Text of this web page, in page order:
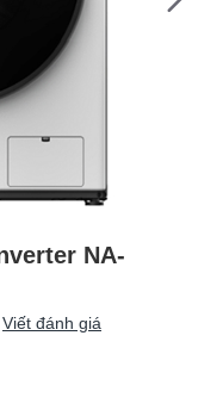
NA-
Viết đánh giá